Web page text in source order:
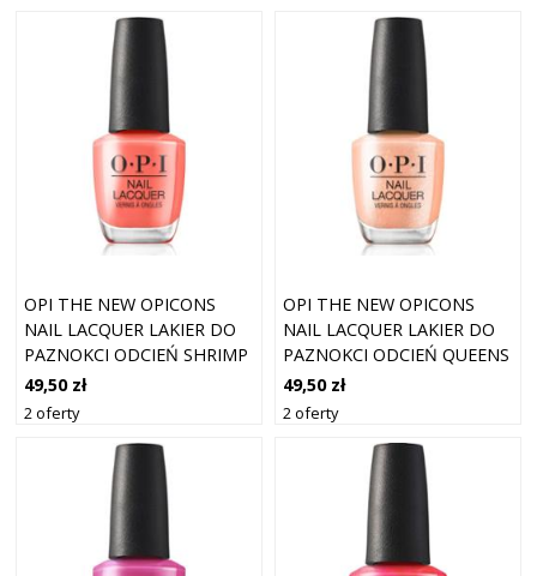
OPI THE NEW OPICONS
NAIL LACQUER LAKIER DO
PAZNOKCI ODCIEŃ SHRIMP
COCKTAIL 15 ML
49,50 zł
2 oferty
OPI THE NEW OPICONS
NAIL LACQUER LAKIER DO
PAZNOKCI ODCIEŃ QUEENS
RULE 15 ML
49,50 zł
2 oferty